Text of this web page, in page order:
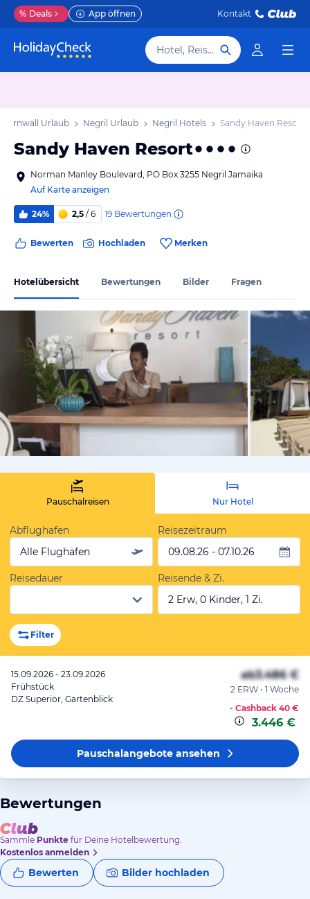
% Deals App öffnen Kontakt
Hotel, Reiseziel
Cornwall Urlaub Negril Urlaub Negril Hotels Sandy Haven Resort
Sandy Haven Resort
Norman Manley Boulevard, PO Box 3255 Negril Jamaika
Auf Karte anzeigen
24% 2,5 / 6 19 Bewertungen
Bewerten Hochladen Merken
Hotelübersicht Bewertungen Bilder Fragen
von
Pauschalreisen Nur Hotel
Abflughafen
Alle Flughäfen
Reisezeitraum
09.08.26 - 07.10.26
Reisedauer
Reisende & Zi.
2 Erw, 0 Kinder, 1 Zi.
Filter
15.09.2026 - 23.09.2026
Frühstück
DZ Superior, Gartenblick
ab3.486 €
2 ERW • 1 Woche
- Cashback 40 €
3.446 €
Pauschalangeboteansehen
Bewertungen
Sammle Punkte für Deine Hotelbewertung.
Kostenlos anmelden
Bewerten Bilder hochladen